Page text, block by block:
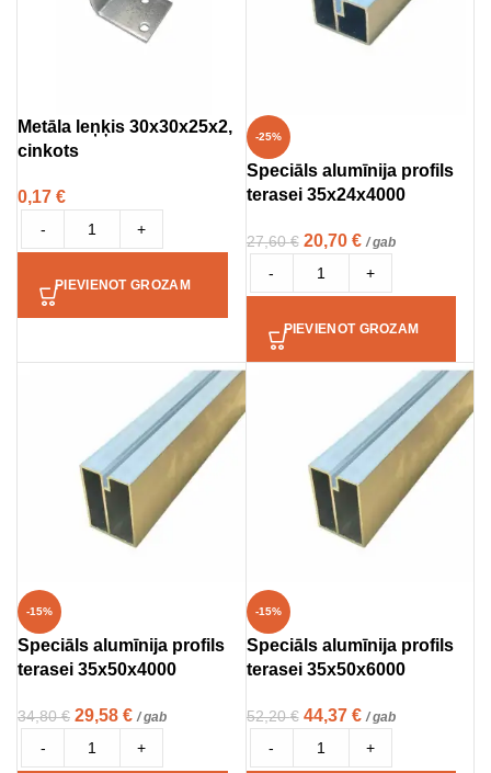
Metāla leņķis 30x30x25x2,
cinkots
0,17 €
- +
PIEVIENOT GROZAM
-25%
Speciāls alumīnija profils
terasei 35x24x4000
27,60€ 20,70 € / gab
- +
PIEVIENOT GROZAM
-15%
Speciāls alumīnija profils
terasei 35x50x4000
34,80€ 29,58 € / gab
- +
-15%
Speciāls alumīnija profils
terasei 35x50x6000
52,20€ 44,37 € / gab
- +